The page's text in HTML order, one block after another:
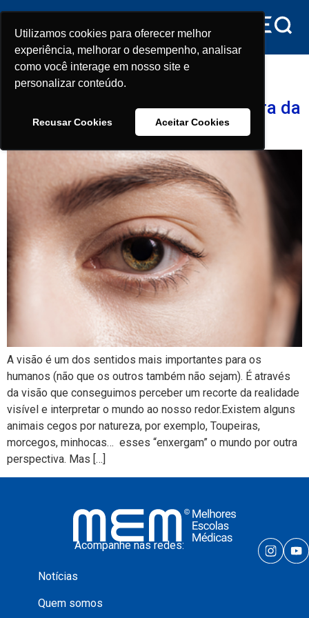
Utilizamos cookies para oferecer melhor
experiência, melhorar o desempenho, analisar
como você interage em nosso site e
personalizar conteúdo.
Recusar Cookies Aceitar Cookies
Utilizamos cookies para oferecer melhor
experiência, melhorar o desempenho, analisar
como você interage em nosso site e
personalizar conteúdo.
Recusar Cookies Aceitar Cookies
conteúdo
Tag:cegueira
A medicina mais próxima da cura da
cegueira – Vai demorar?
A visão é um dos sentidos mais importantes para os
humanos (não que os outros também não sejam). É através
da visão que conseguimos perceber um recorte da realidade
visível e interpretar o mundo ao nosso redor.Existem alguns
animais cegos por natureza, por exemplo, Toupeiras,
morcegos, minhocas… esses “enxergam” o mundo por outra
perspectiva. Mas […]
Acompanhe nas redes:
Notícias
Quem somos